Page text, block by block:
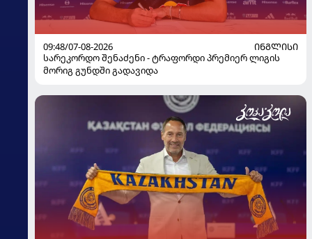
09:48/07-08-2026
ᲘᲜᲒᲚᲘᲡᲘ
სარეკორდო შენაძენი - ტრაფორდი პრემიერ ლიგის
მორიგ გუნდში გადავიდა